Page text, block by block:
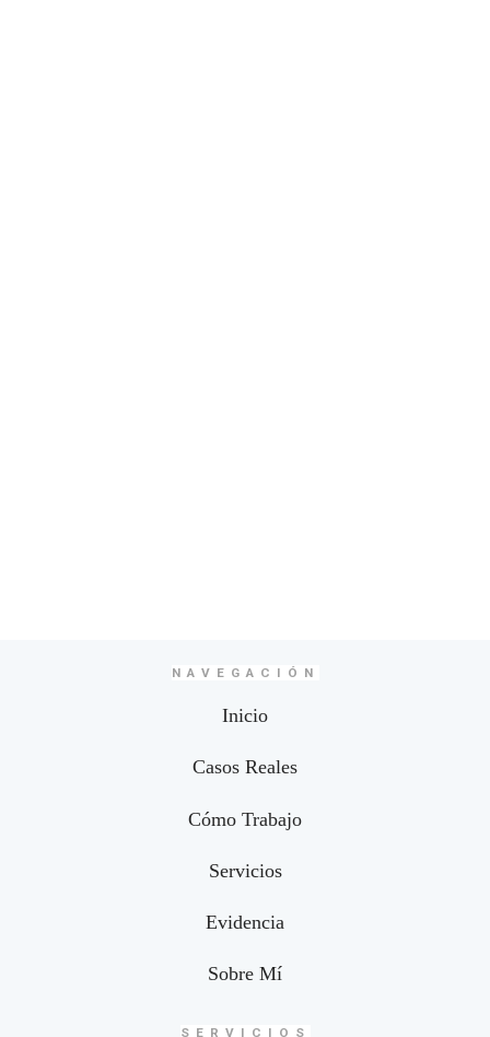
NAVEGACIÓN
Inicio
Casos Reales
Cómo Trabajo
Servicios
Evidencia
Sobre Mí
SERVICIOS